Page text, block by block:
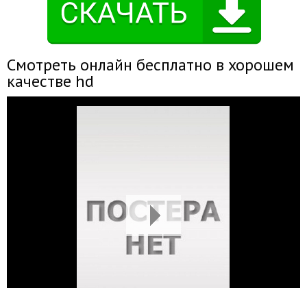
Смотреть онлайн бесплатно в хорошем
качестве hd